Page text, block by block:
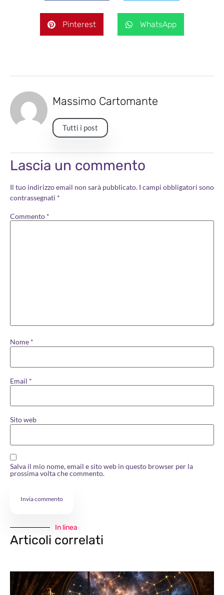
Pinterest WhatsApp
Massimo Cartomante
Tutti i post
Lascia un commento
Il tuo indirizzo email non sarà pubblicato. I campi obbligatori sono
contrassegnati *
Commento *
Nome *
Email *
Sito web
Salva il mio nome, email e sito web in questo browser per la
prossima volta che commento.
In linea
Articoli correlati